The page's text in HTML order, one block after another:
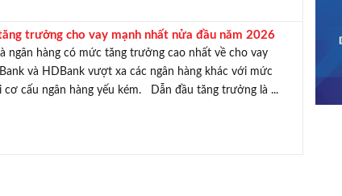
trưởng cho vay mạnh nhất nửa đầu năm 2026
ngân hàng có mức tăng trưởng cao nhất về cho vay
và HDBank vượt xa các ngân hàng khác với mức
cơ cấu ngân hàng yếu kém. Dẫn đầu tăng trưởng là ...